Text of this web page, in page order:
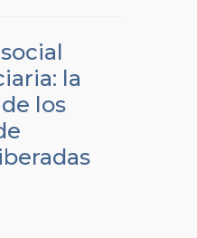
la
los